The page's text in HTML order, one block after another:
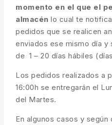
momento en el que el
almacén lo cual te
pedidos que se realicen
enviados ese mismo día y
de 1 – 20 días hábiles
Los pedidos realizados a
16:00h se entregarán el
del Martes.
En algunos casos y según